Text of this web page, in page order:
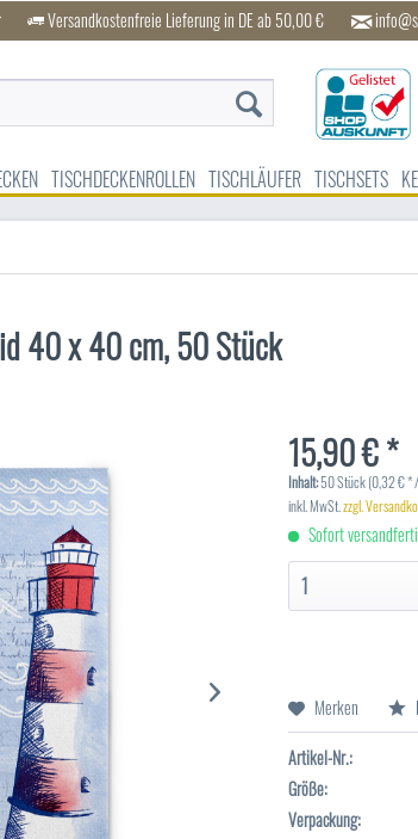
Versandkostenfreie Lieferung in DE ab 50,00 €
TISCHDECKENROLLEN TISCHLÄUFER TISCHSETS
40 x 40 cm, 50 Stück
15,90 € *
Inhalt:50 Stück (0,32 € *
inkl. MwSt.zzgl.
Sofort
Merken
Artikel-Nr.:
Größe:
Verpackung: